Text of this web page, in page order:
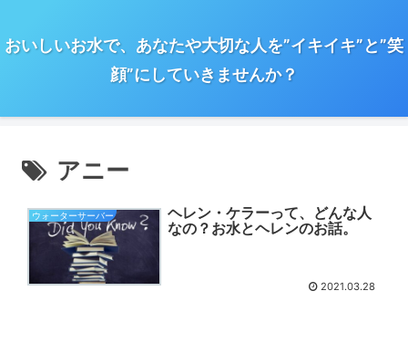
おいしいお水で、あなたや大切な人を”イキイキ”と”笑
顔”にしていきませんか？
アニー
ウォーターサーバー
ヘレン・ケラーって、どんな人
なの？お水とヘレンのお話。
2021.03.28